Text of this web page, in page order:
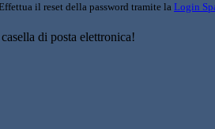
il reset della password tramite la Login
di posta elettronica!